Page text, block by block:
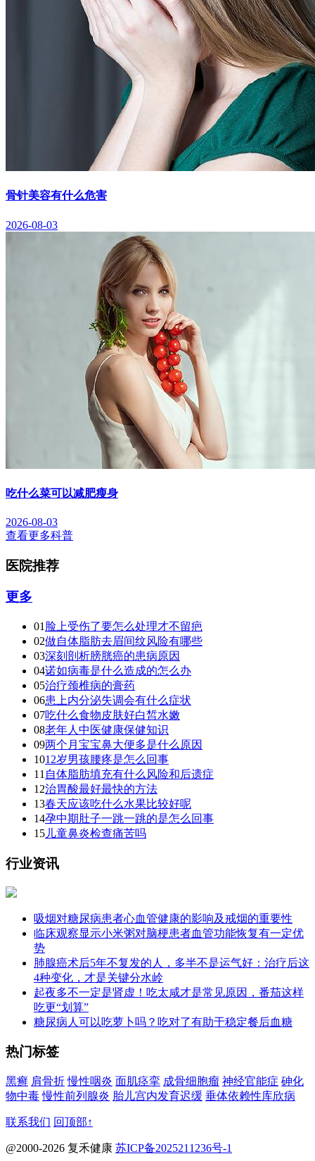
骨针美容有什么危害
2026-08-03
吃什么菜可以减肥瘦身
2026-08-03
查看更多科普
医院推荐
更多
01 脸上受伤了要怎么处理才不留疤
02做自体脂肪去眉间纹风险有哪些
03深刻剖析膀胱癌的患病原因
04诺如病毒是什么造成的怎么办
05治疗颈椎病的膏药
06患上内分泌失调会有什么症状
07吃什么食物皮肤好白皙水嫩
08老年人中医健康保健知识
09两个月宝宝鼻大便多是什么原因
1012岁男孩腰疼是怎么回事
11 自体脂肪填充有什么风险和后遗症
12治胃酸最好最快的方法
13春天应该吃什么水果比较好呢
14孕中期肚子一跳一跳的是怎么回事
15 儿童鼻炎检查痛苦吗
行业资讯
吸烟对糖尿病患者心血管健康的影响及戒烟的重要性
临床观察显示小米粥对脑梗患者血管功能恢复有一定优
势
肺腺癌术后5年不复发的人，多半不是运气好：治疗后这
4种变化，才是关键分水岭
起夜多不一定是肾虚！吃太咸才是常见原因，番茄这样
吃更“划算”
糖尿病人可以吃萝卜吗？吃对了有助于稳定餐后血糖
热门标签
黑癣 肩骨折 慢性咽炎 面肌痉挛 成骨细胞瘤 神经官能症 砷化
物中毒 慢性前列腺炎 胎儿宫内发育迟缓 垂体依赖性库欣病
联系我们 回顶部↑
@2000-2026 复禾健康 苏ICP备2025211236号-1